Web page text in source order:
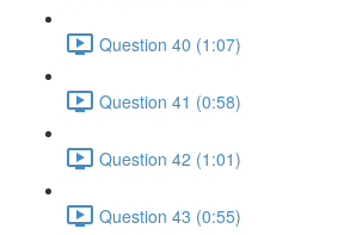
Question 40 (1:07)
Question 41 (0:58)
Question 42 (1:01)
Question 43 (0:55)